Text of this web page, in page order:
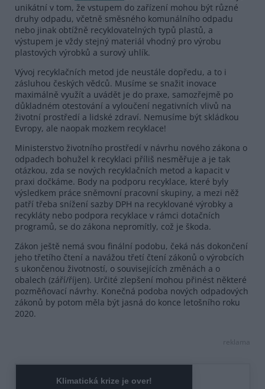
unikátní v tom, že vstupem do zařízení mohou být různé
druhy odpadu, včetně směsného komunálního odpadu
nebo jinak obtížně recyklovatelných typů plastů, a
výstupem je vždy stejný materiál vhodný pro výrobu
plastových výrobků a surový uhlík.
Vývoj recyklačních metod jde neustále dopředu, a to i
zásluhou českých vědců. Musíme se snažit inovace
maximálně využít a uvádět je do praxe, samozřejmě po
důkladném otestování a vyloučení negativních vlivů na
životní prostředí a lidské zdraví. Nemusíme být skládkou
Evropy, ale naopak mozkem recyklace!
Ministerstvo životního prostředí v návrhu nového zákona o
odpadech bohužel k recyklaci příliš nesměřuje a je tak
otázkou, zda se nových recyklačních metod a kapacit v
praxi dočkáme. Body na podporu recyklace, které byly
výsledkem práce sněmovní pracovní skupiny, a mezi něž
patří třeba snížení sazby DPH na recyklované výrobky a
recykláty nebo podpora recyklace v rámci dotačních
programů, se do zákona nepromítly, což je škoda.
Zákon ještě nemá svou finální podobu, čeká nás dokončení
jeho třetího čtení a navážou třetí čtení zákonů o výrobcích
s ukončenou životností, o souvisejících změnách a o
obalech (září/říjen). Určité zlepšení mohou přinést některé
pozměňovací návrhy. Konečná podoba nových odpadových
zákonů by potom měla být jasná do konce letošního roku
2020.
reklama